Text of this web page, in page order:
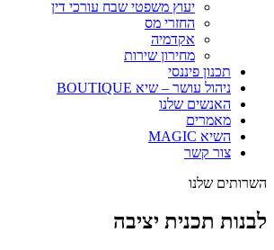
יעוץ משפטי שבח עורכי דין
החזרי מס
אקדמיה
מחירון שירות
תכנון פיננסי
ניהול עושר – שיא BOUTIQUE
האנשים שלנו
מאמרים
השיא MAGIC
צור קשר
השרותים שלנו
לבנות תכנית יציבה